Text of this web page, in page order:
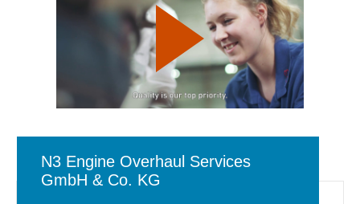
N3 Engine Overhaul Services
GmbH & Co. KG